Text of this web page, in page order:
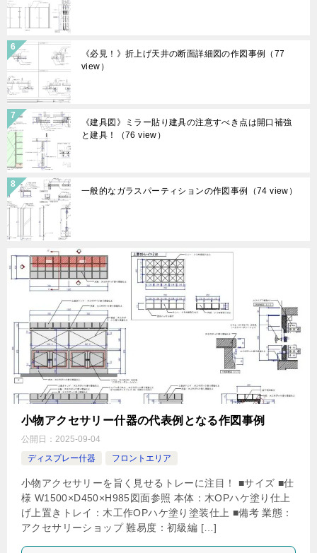
《必見！》折上げ天井の断面詳細図の作図事例 （77
view）
《建具図》ミラー貼り建具の注意すべき点は開口補強
と建具！
（76 view）
一般的なガラスパーティションの作図事例 （74 view）
小物アクセサリー什器の代表例となる作図事例
公開日： 2025-09-04
ディスプレー什器
フロントエリア
小物アクセサリーを旨く見せるトレーに注目！ ■サイズ ■仕
様 W1500×D450×H985図面参照 本体：木OPハケ塗り仕上
げ上置きトレイ：木工作OPハケ塗り塗装仕上 ■備考 業態：
アクセサリーショップ 難易度：初級編 […]